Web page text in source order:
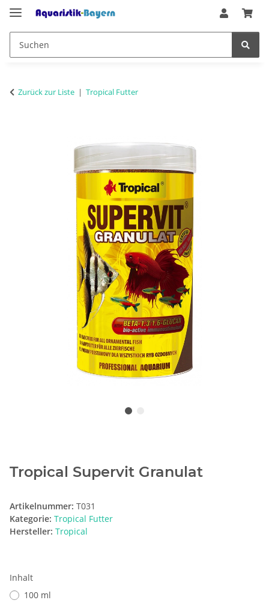
Zurück zur Liste Tropical Futter
Tropical Supervit Granulat
Artikelnummer: T031
Kategorie: Tropical Futter
Hersteller: Tropical
Inhalt
100 ml